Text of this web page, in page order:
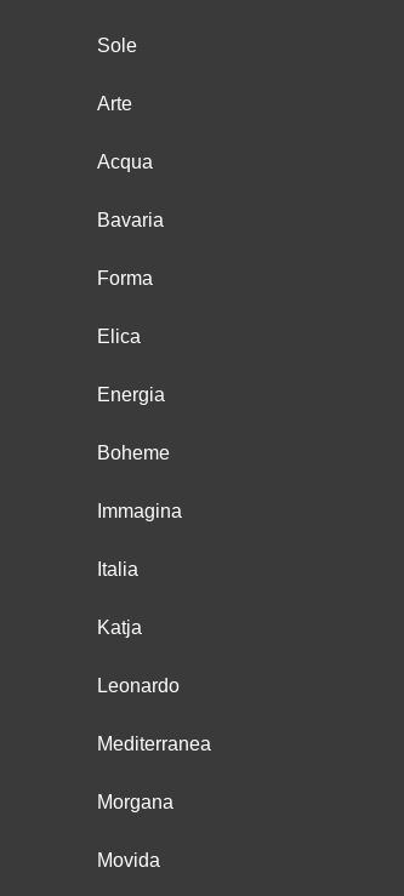
Sole
Arte
Acqua
Bavaria
Forma
Elica
Energia
Boheme
Immagina
Italia
Katja
Leonardo
Mediterranea
Morgana
Movida